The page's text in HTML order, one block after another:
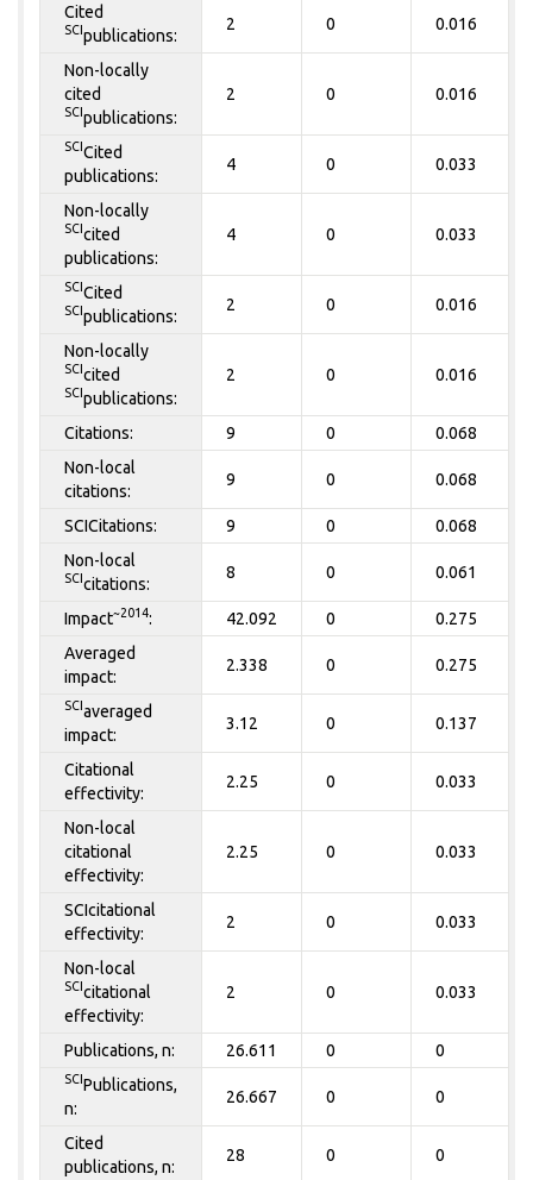
Cited
SCI publications:
2 0 0.016
Non-locally
cited
SCI publications:
2 0 0.016
SCI Cited
publications:
4 0 0.033
Non-locally
SCI cited
publications:
4 0 0.033
SCI Cited
SCI publications:
2 0 0.016
Non-locally
SCI cited
SCI publications:
2 0 0.016
Citations: 9 0 0.068
Non-local
citations:
9 0 0.068
SCICitations: 9 0 0.068
Non-local
SCI citations:
8 0 0.061
Impact~2014: 42.092 0 0.275
Averaged
impact:
2.338 0 0.275
SCI averaged
impact:
3.12 0 0.137
Citational
effectivity:
2.25 0 0.033
Non-local
citational
effectivity:
2.25 0 0.033
SCIcitational
effectivity:
2 0 0.033
Non-local
SCI citational
effectivity:
2 0 0.033
Publications, n: 26.611 0 0
SCI Publications,
n:
26.667 0 0
Cited
publications, n:
28 0 0